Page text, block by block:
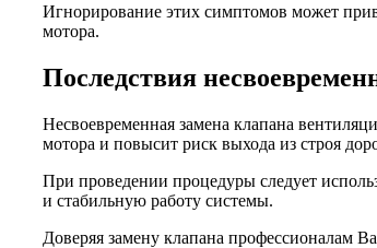
Игнорирование этих симптомов может
мотора.
Последствия
Несвоевременная замена клапана
мотора и повысит риск выхода из строя
При проведении процедуры следует
и стабильную работу системы.
Доверяя замену клапана профессионалам